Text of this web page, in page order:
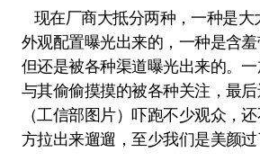
现在厂商大抵分两种，一种是大
外观配置曝光出来的，一种是含
但还是被各种渠道曝光出来的。一
与其偷偷摸摸的被各种关注，最
（工信部图片）吓跑不少观众，
方拉出来遛遛，至少我们是美颜过